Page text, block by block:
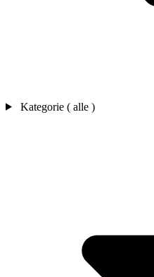
Kategorie ( alle )